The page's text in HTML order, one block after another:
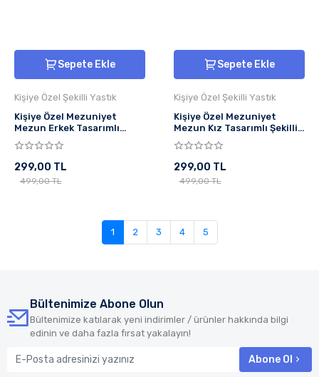
Sepete Ekle
Kişiye Özel Şekilli Yastık
Kişiye Özel Mezuniyet
Mezun Erkek Tasarımlı
Şekilli Yastık
299,00 TL
499,00 TL
Sepete Ekle
Kişiye Özel Şekilli Yastık
Kişiye Özel Mezuniyet
Mezun Kız Tasarımlı Şekilli
Yastık
299,00 TL
499,00 TL
1 2 3 4 5
Bültenimize Abone Olun
Bültenimize katılarak yeni indirimler / ürünler hakkında bilgi
edinin ve daha fazla fırsat yakalayın!
Abone Ol